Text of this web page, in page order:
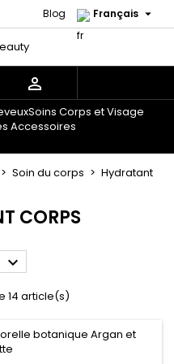
Français 
Blog

Soins Corps et Visage
Accessoires
Soin du corps
Hydratant
CORPS

14 article(s)